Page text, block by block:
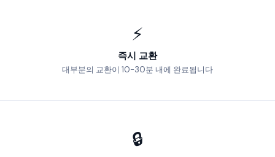
⚡
즉시 교환
대부분의 교환이 10-30분 내에 완료됩니다
🔒